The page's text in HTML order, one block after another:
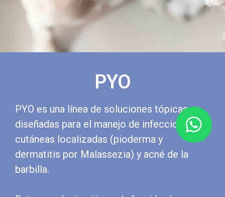
PYO
PYO es una línea de soluciones tópicas
diseñadas para el manejo de infecciones
cutáneas localizadas (pioderma y
dermatitis por Malassezia) y acné de la
barbilla.